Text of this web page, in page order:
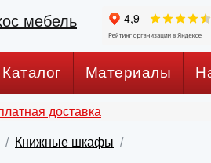
Каталог Материалы
Книжные шкафы